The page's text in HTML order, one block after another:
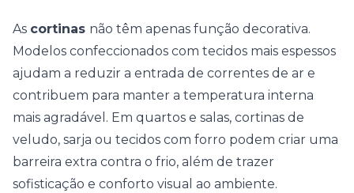
As cortinas não têm apenas função decorativa.
Modelos confeccionados com tecidos mais espessos
ajudam a reduzir a entrada de correntes de ar e
contribuem para manter a temperatura interna
mais agradável. Em quartos e salas, cortinas de
veludo, sarja ou tecidos com forro podem criar uma
barreira extra contra o frio, além de trazer
sofisticação e conforto visual ao ambiente.